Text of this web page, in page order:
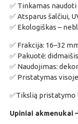
✅ Tinkamas
✅ Atsparus šalčiui,
✅ Ekologiškas –
✅ Frakcija: 16–32
✅ Pakuotė:
✅ Naudojimas:
✅ Pristatymas
✅Tikslią pristatymo
Upiniai akmenukai